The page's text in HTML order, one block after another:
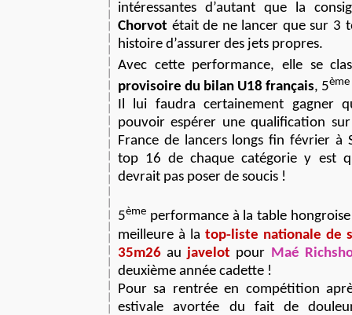
intéressantes d’autant que la
Chorvot était de ne lancer que sur 3
histoire d’assurer des jets propres.
Avec cette performance, elle se
provisoire du bilan U18 français, 5ème
Il lui faudra certainement gagner
pouvoir espérer une qualification
France de lancers longs fin février à
top 16 de chaque catégorie y est
devrait pas poser de soucis !
5ème performance à la table
meilleure à la top-liste nationale de
35m26 au javelot pour Maé
deuxième année cadette !
Pour sa rentrée en compétition
estivale avortée du fait de